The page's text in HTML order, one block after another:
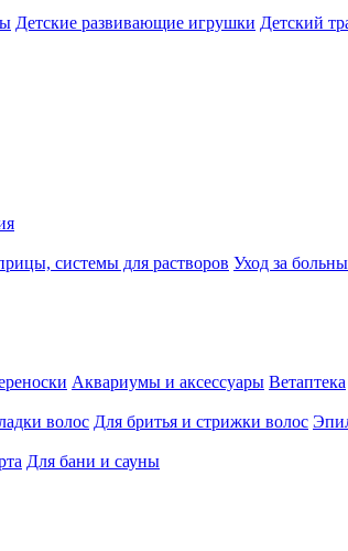
Детские развивающие игрушки Детский
системы для растворов Уход за
Аквариумы и аксессуары Ветаптека
волос Для бритья и стрижки волос
Для бани и сауны